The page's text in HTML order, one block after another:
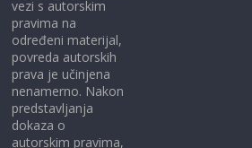
vezi s autorskim
pravima na
određeni materijal,
povreda autorskih
prava je učinjena
nenamerno. Nakon
predstavljanja
dokaza o
autorskim pravima,